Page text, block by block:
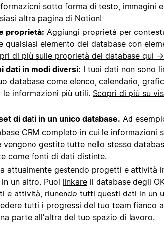
sotto forma di testo, immagini e
altra pagina di Notion!
proprietà: Aggiungi proprietà per
qualsiasi elemento del database con
di più sulle proprietà del database qui →
dati in modi diversi: I tuoi dati non sono
database come elenco, calendario,
le informazioni più utili. Scopri di più su
di dati in un unico database. Ad
CRM completo in cui le informazioni
gestite tutte nello stesso
come fonti di dati distinte.
attualmente gestendo progetti e attività
un altro. Puoi linkare il database degli
e attività, riunendo tutti questi dati in un
tutti i progressi del tuo team fianco
parte all'altra del tuo spazio di lavoro.